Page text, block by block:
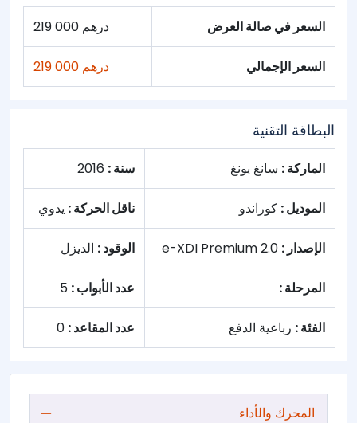
السعر في صالة العرض 219 000 درهم
السعر الإجمالي 219 000 درهم
البطاقة التقنية
الماركة : سانغ يونغ سنة :
الموديل : كوراندو ناقل الحركة : يدوي
الإصدار : الوقود : الديزل
المرحلة : عدد الأبواب :
الفئة : رباعية الدفع عدد المقاعد :
المحرك والأداء